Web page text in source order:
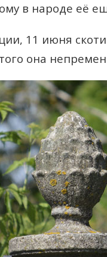
в народе её
11 июня
она